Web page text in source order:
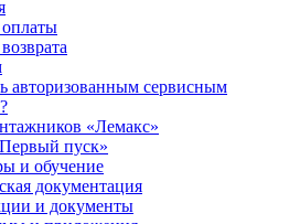
авторизованным сервисным
«Лемакс»
пуск»
и обучение
документация
и документы